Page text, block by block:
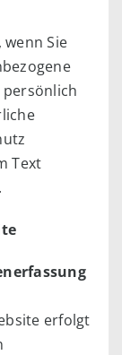
Sie
persönlich
Text
erfolgt